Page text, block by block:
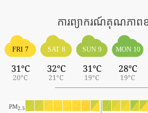
ការព្យាករណ៍គុណភាព
FRI 7
31°C
20°C
SAT 8
32°C
21°C
SUN 9
31°C
19°C
MON 10
28°C
19°C
PM2.5